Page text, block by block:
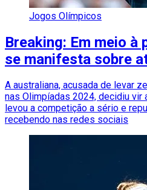
Jogos Olímpicos
Breaking: Em meio à
se manifesta sobre
A australiana, acusada de levar
nas Olimpíadas 2024, decidiu vir
levou a competição a sério e
recebendo nas redes sociais